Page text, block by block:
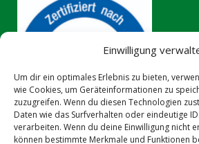
Einwilligung
Um dir ein optimales Erlebnis zu bieten,
wie Cookies, um Geräteinformationen zu
zuzugreifen. Wenn du diesen Technologien
Daten wie das Surfverhalten oder eindeutige
verarbeiten. Wenn du deine Einwilligung nicht
können bestimmte Merkmale und Funktionen